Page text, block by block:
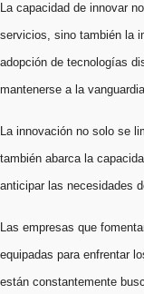
La capacidad de innovar
servicios, sino también la
adopción de tecnologías
mantenerse a la
La innovación no solo se
también abarca la
anticipar las necesidades
Las empresas que
equipadas para enfrentar
están constantemente